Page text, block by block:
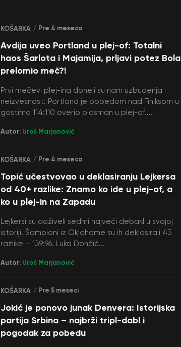
KOŠARKA / Pre 4 meseca
Avdija uveo Portland u plej-of: Totalni
haos Šarlota i Majamija, prljavi potez Bola
prelomio meč?!
Prvi mečevi plej-ina doneli su nam uzbuđenja i
neizvesnost. Portland je pobedom nad Finiksom u
gostima 114:110 overio plasman u plej-of....
Autor: Uroš Marjanović
KOŠARKA / Pre 4 meseca
Topić učestvovao u deklasiranju Lejkersa
od 40+ razlike: Znamo ko ide u plej-of, a
ko u plej-in na Zapadu
Lejkersi su doživeli sedmi najveći debakl u svojoj
istoriji. Šampioni iz Oklahome su ih deklasirali 43
razlike – 139:96. Luka Dončić...
Autor: Uroš Marjanović
KOŠARKA / Pre 5 meseci
Jokić je ponovo junak Denvera: Istorijska
partija Srbina – najbrži tripl-dabl i
pogodak za pobedu